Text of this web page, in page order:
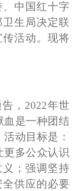
中国红十字
生局决定联
活动。现将
， 2022年世
血是一种团结
动目标是：
更多公众认识
；强调坚持
供应的必要